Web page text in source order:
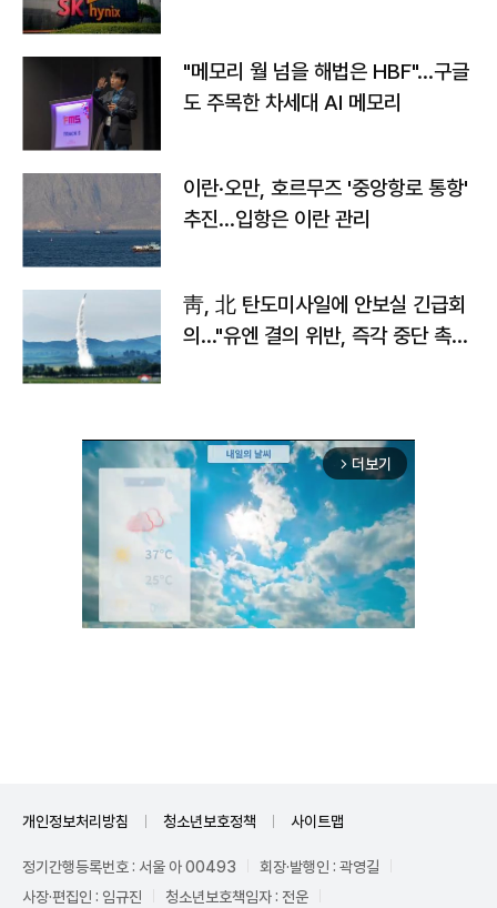
"메모리 월 넘을 해법은 HBF"…구글
도 주목한 차세대 AI 메모리
이란·오만, 호르무즈 '중앙항로 통항'
추진…입항은 이란 관리
靑, 北 탄도미사일에 안보실 긴급회
의…"유엔 결의 위반, 즉각 중단 촉
arrow_forward_ios 더보기
개인정보처리방침 청소년보호정책 사이트맵
정기간행등록번호 : 서울 아 00493
회장·발행인 : 곽영길
사장·편집인 : 임규진
청소년보호책임자 : 전운